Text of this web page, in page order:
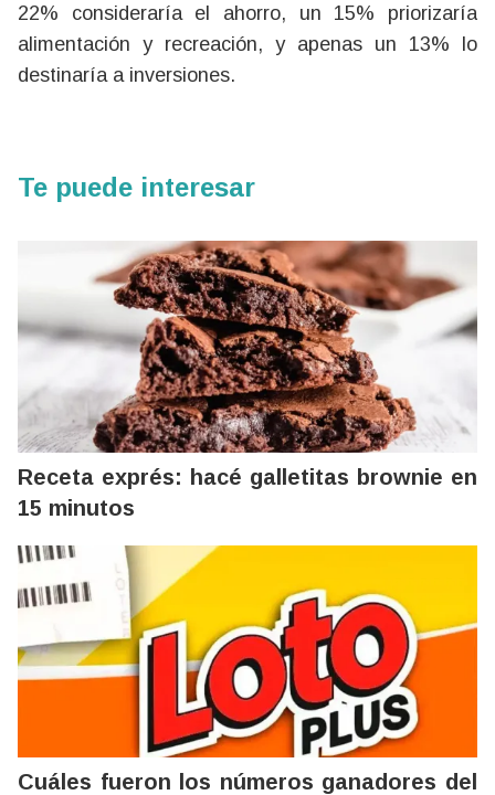
22% consideraría el ahorro, un 15% priorizaría
alimentación y recreación, y apenas un 13% lo
destinaría a inversiones.
Te puede interesar
Receta exprés: hacé galletitas brownie en
15 minutos
Cuáles fueron los números ganadores del